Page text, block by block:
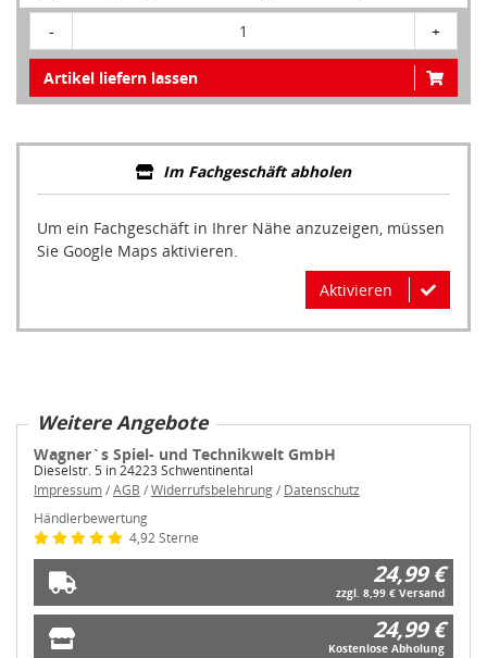
- 1 +
Artikel liefern lassen
Im Fachgeschäft abholen
Um ein Fachgeschäft in Ihrer Nähe anzuzeigen, müssen
Sie Google Maps aktivieren.
Aktivieren
Weitere Angebote
Wagner`s Spiel- und Technikwelt GmbH
Dieselstr. 5 in 24223 Schwentinental
Impressum/AGB /Widerrufsbelehrung/ Datenschutz
Händlerbewertung
4,92 Sterne
24,99 €
zzgl. 8,99 € Versand
24,99 €
Kostenlose Abholung